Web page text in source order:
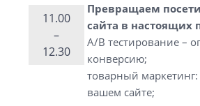
11.00
–
12.30
Превращаем
сайта в настоящих
A/B тестирование –
конверсию;
товарный
вашем сайте;